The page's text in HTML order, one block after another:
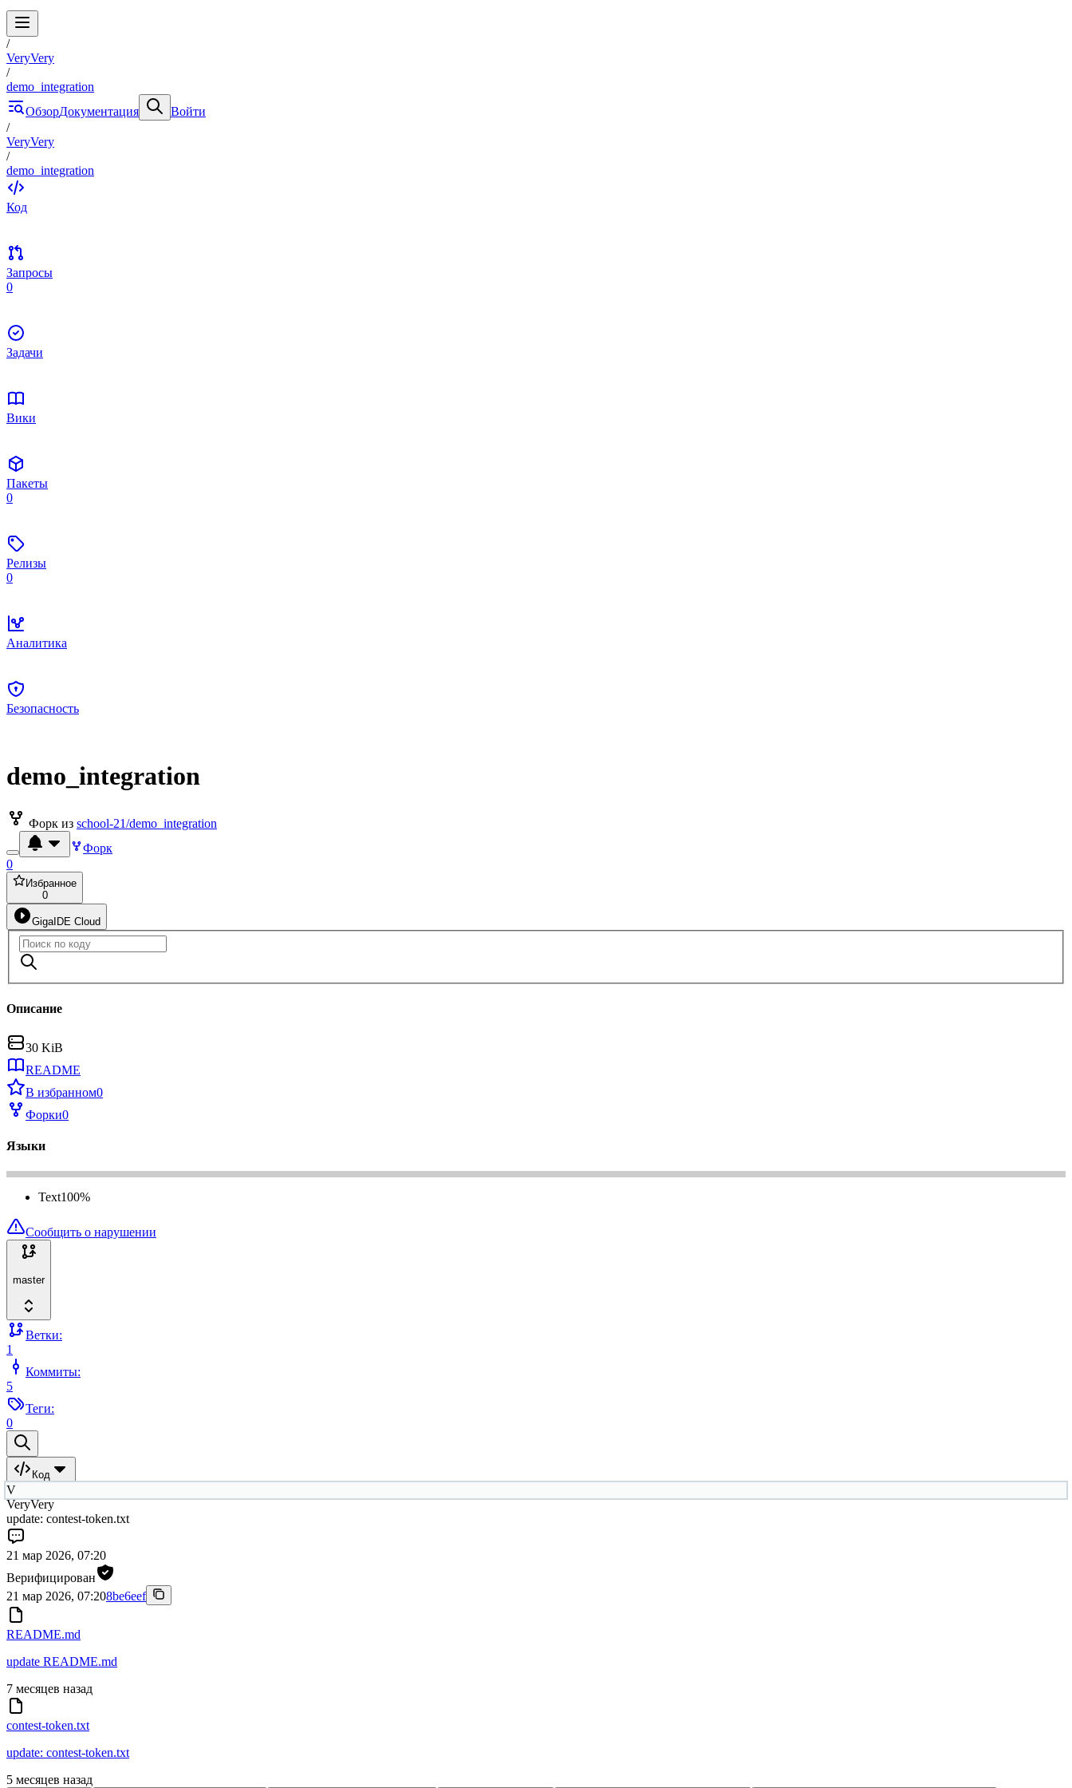
/
VeryVery
/
demo_integration
ОбзорДокументация
Войти
/
VeryVery
/
demo_integration
Код
Запросы
0
Задачи
Вики
Пакеты
0
Релизы
0
Аналитика
Безопасность
demo_integration
Форк из school-21/demo_integration
Форк
0
Избранное
0
GigaIDE Cloud
Описание
30 KiB
README
В избранном0
Форки0
Языки
Text100%
Сообщить о нарушении
master
Ветки:
1
Коммиты:
5
Теги:
0
Код
V
VeryVery
update: contest-token.txt
21 мар 2026, 07:20
Верифицирован
21 мар 2026, 07:208be6eef
README.md
update README.md
7 месяцев назад
contest-token.txt
update: contest-token.txt
5 месяцев назад